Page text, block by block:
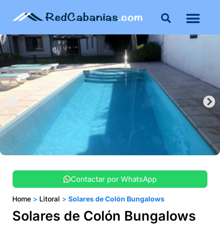
Contactar por WhatsApp
Home > Litoral > Solares de Colón Bungalows
Solares de Colón Bungalows